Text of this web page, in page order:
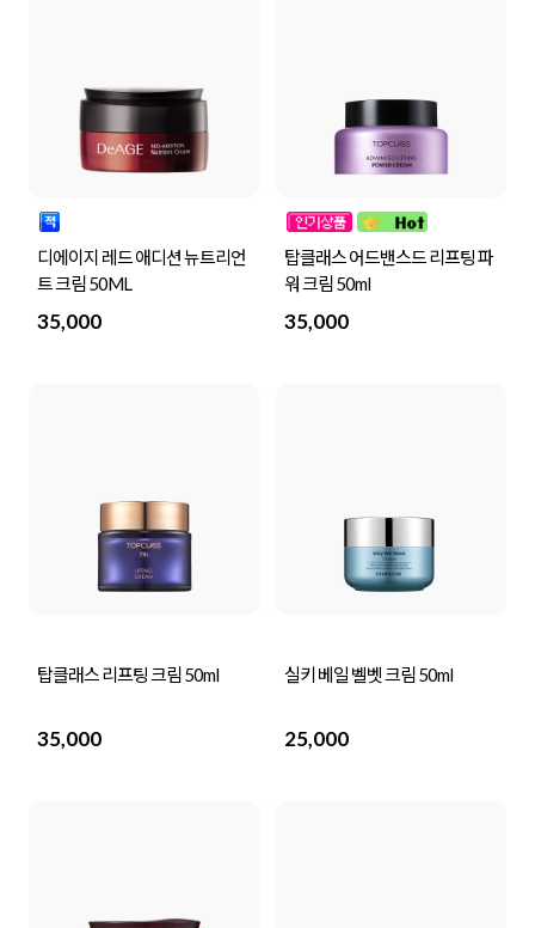
디에이지 레드 애디션 뉴트리언
트 크림 50ML
35,000
탑클래스 어드밴스드 리프팅 파
워 크림 50ml
35,000
탑클래스 리프팅 크림 50ml
35,000
실키 베일 벨벳 크림 50ml
25,000